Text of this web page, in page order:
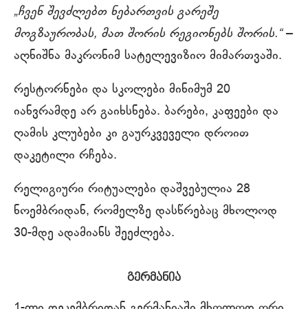
„ჩვენ შევძლებთ ნებართვის გარეშე
მოგზაურობას, მათ შორის რეგიონებს შორის.“–
აღნიშნა მაკრონიმ სატელევიზიო მიმართვაში.
რესტორნები და სკოლები მინიმუმ 20
იანვრამდე არ გაიხსნება. ბარები, კაფეები და
ღამის კლუბები კი გაურკვეველი დროით
დაკეტილი რჩება.
რელიგიური რიტუალები დაშვებულია 28
ნოემბრიდან, რომელზე დასწრებაც მხოლოდ
30-მდე ადამიანს შეეძლება.
გერმანია